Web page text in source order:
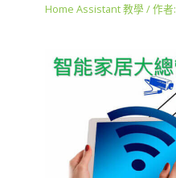
Home Assistant 教學 / 作者: